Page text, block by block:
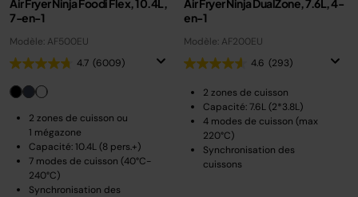
Air Fryer Ninja Foodi Flex, 10.4L,
7-en-1
Modèle: AF500EU
4.7 (6009)
2 zones de cuisson ou
1 mégazone
Capacité: 10.4L (8 pers.+)
7 modes de cuisson (40°C-
240°C)
Synchronisation des
Air Fryer Ninja DualZone, 7.6L, 4-
en-1
Modèle: AF200EU
4.6 (293)
2 zones de cuisson
Capacité: 7.6L (2*3.8L)
4 modes de cuisson (max
220°C)
Synchronisation des
cuissons